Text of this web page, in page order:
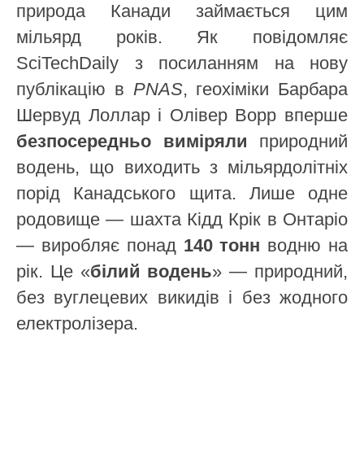
природа Канади займається цим
мільярд років. Як повідомляє
SciTechDaily з посиланням на нову
публікацію в PNAS, геохіміки Барбара
Шервуд Лоллар і Олівер Ворр вперше
безпосередньо виміряли природний
водень, що виходить з мільярдолітніх
порід Канадського щита. Лише одне
родовище — шахта Кідд Крік в Онтаріо
— виробляє понад 140 тонн водню на
рік. Це «білий водень» — природний,
без вуглецевих викидів і без жодного
електролізера.